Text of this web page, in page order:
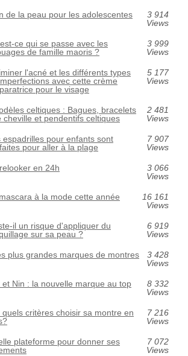
de la peau pour les adolescentes
3 914
Views
ce qui se passe avec les
de famille maoris ?
3 999
Views
l'acné et les différents types
avec cette crème
pour le visage
5 177
Views
celtiques : Bagues, bracelets
cheville et pendentifs celtiques
2 481
Views
espadrilles pour enfants sont
pour aller à la plage
7 907
Views
en 24h
3 066
Views
à la mode cette année
16 161
Views
il un risque d'appliquer du
sur sa peau ?
6 919
Views
plus grandes marques de montres
3 428
Views
et Nin : la nouvelle marque au top
8 332
Views
quels critères choisir sa montre en
7 216
Views
plateforme pour donner ses
7 072
Views